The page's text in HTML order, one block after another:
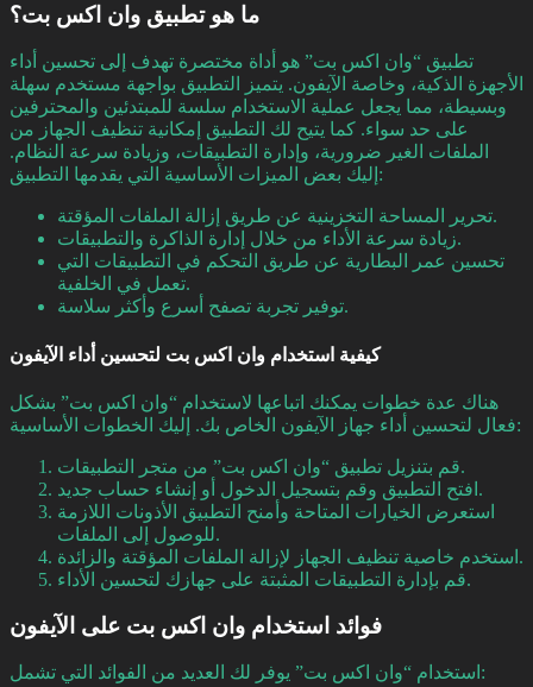
ما هو تطبيق وان اكس بت؟
تطبيق “وان اكس بت” هو أداة مختصرة تهدف إلى تحسين أداء
الأجهزة الذكية، وخاصة الآيفون. يتميز التطبيق بواجهة مستخدم سهلة
وبسيطة، مما يجعل عملية الاستخدام سلسة للمبتدئين والمحترفين
على حد سواء. كما يتيح لك التطبيق إمكانية تنظيف الجهاز من
الملفات الغير ضرورية، وإدارة التطبيقات، وزيادة سرعة النظام.
إليك بعض الميزات الأساسية التي يقدمها التطبيق:
تحرير المساحة التخزينية عن طريق إزالة الملفات المؤقتة.
زيادة سرعة الأداء من خلال إدارة الذاكرة والتطبيقات.
تحسين عمر البطارية عن طريق التحكم في التطبيقات التي
تعمل في الخلفية.
توفير تجربة تصفح أسرع وأكثر سلاسة.
كيفية استخدام وان اكس بت لتحسين أداء الآيفون
هناك عدة خطوات يمكنك اتباعها لاستخدام “وان اكس بت” بشكل
فعال لتحسين أداء جهاز الآيفون الخاص بك. إليك الخطوات الأساسية:
قم بتنزيل تطبيق “وان اكس بت” من متجر التطبيقات.
افتح التطبيق وقم بتسجيل الدخول أو إنشاء حساب جديد.
استعرض الخيارات المتاحة وأمنح التطبيق الأذونات اللازمة
للوصول إلى الملفات.
استخدم خاصية تنظيف الجهاز لإزالة الملفات المؤقتة والزائدة.
قم بإدارة التطبيقات المثبتة على جهازك لتحسين الأداء.
فوائد استخدام وان اكس بت على الآيفون
استخدام “وان اكس بت” يوفر لك العديد من الفوائد التي تشمل: